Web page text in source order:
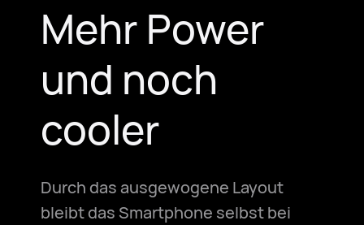
Mehr Power
und noch
cooler
Durch das ausgewogene Layout
bleibt das Smartphone selbst bei